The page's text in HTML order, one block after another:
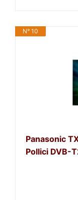
N° 10
Panasonic
Pollici DVB-